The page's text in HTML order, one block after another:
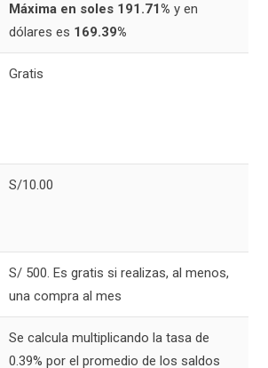
Máxima en soles 191.71% y en
dólares es 169.39%
Gratis
S/10.00
S/ 500. Es gratis si realizas, al menos,
una compra al mes
Se calcula multiplicando la tasa de
0.39% por el promedio de los saldos